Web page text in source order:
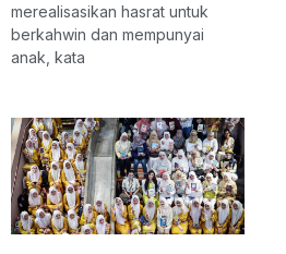
merealisasikan hasrat untuk
berkahwin dan mempunyai
anak, kata